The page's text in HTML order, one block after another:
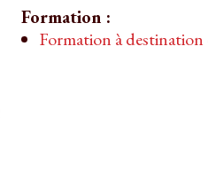
Formation :
Formation à destination